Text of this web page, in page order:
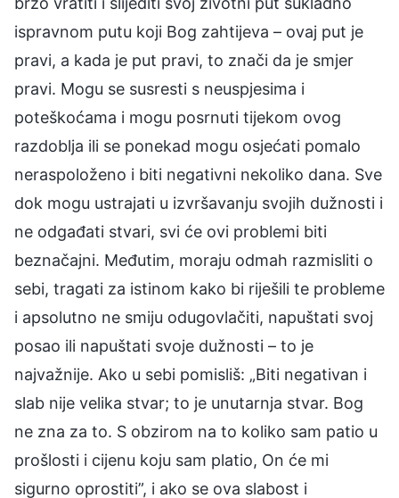
ispravnom putu koji Bog zahtijeva – ovaj put je
pravi, a kada je put pravi, to znači da je smjer
pravi. Mogu se susresti s neuspjesima i
poteškoćama i mogu posrnuti tijekom ovog
razdoblja ili se ponekad mogu osjećati pomalo
neraspoloženo i biti negativni nekoliko dana. Sve
dok mogu ustrajati u izvršavanju svojih dužnosti i
ne odgađati stvari, svi će ovi problemi biti
beznačajni. Međutim, moraju odmah razmisliti o
sebi, tragati za istinom kako bi riješili te probleme
i apsolutno ne smiju odugovlačiti, napuštati svoj
posao ili napuštati svoje dužnosti – to je
najvažnije. Ako u sebi pomisliš: „Biti negativan i
slab nije velika stvar; to je unutarnja stvar. Bog
ne zna za to. S obzirom na to koliko sam patio u
prošlosti i cijenu koju sam platio, On će mi
sigurno oprostiti”, i ako se ova slabost i